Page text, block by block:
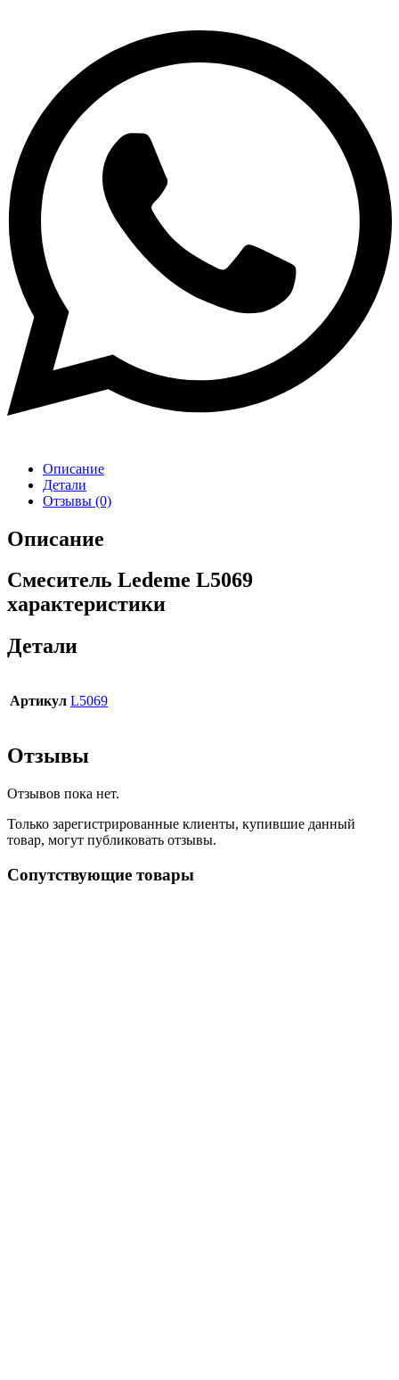
Описание
Детали
Отзывы (0)
Описание
Смеситель Ledeme L5069
характеристики
Детали
Артикул L5069
Отзывы
Отзывов пока нет.
Только зарегистрированные клиенты, купившие данный
товар, могут публиковать отзывы.
Сопутствующие товары